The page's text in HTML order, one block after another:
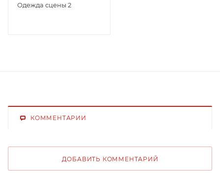
Одежда сцены 2
КОММЕНТАРИИ
ДОБАВИТЬ КОММЕНТАРИЙ